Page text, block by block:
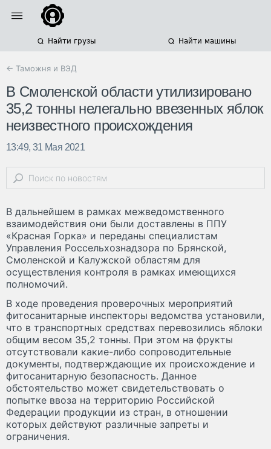
Найти грузы Найти машины
← Таможня и ВЭД
В Смоленской области утилизировано
35,2 тонны нелегально ввезенных яблок
неизвестного происхождения
13:49, 31 Мая 2021
В дальнейшем в рамках межведомственного
взаимодействия они были доставлены в ППУ
«Красная Горка» и переданы специалистам
Управления Россельхознадзора по Брянской,
Смоленской и Калужской областям для
осуществления контроля в рамках имеющихся
полномочий.
В ходе проведения проверочных мероприятий
фитосанитарные инспекторы ведомства установили,
что в транспортных средствах перевозились яблоки
общим весом 35,2 тонны. При этом на фрукты
отсутствовали какие-либо сопроводительные
документы, подтверждающие их происхождение и
фитосанитарную безопасность. Данное
обстоятельство может свидетельствовать о
попытке ввоза на территорию Российской
Федерации продукции из стран, в отношении
которых действуют различные запреты и
ограничения.